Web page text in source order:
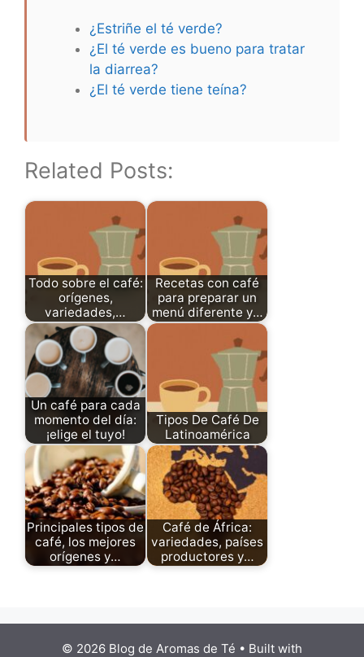
¿Estriñe el té verde?
¿El té verde es bueno para tratar
la diarrea?
¿El té verde tiene teína?
Related Posts:
Todo sobre el café:
orígenes,
variedades,…
Recetas con café
para preparar un
menú diferente y…
Un café para cada
momento del día:
¡elige el tuyo!
Tipos De Café De
Latinoamérica
Principales tipos de
café, los mejores
orígenes y…
Café de África:
variedades, países
productores y…
© 2026 Blog de Aromas de Té • Built with